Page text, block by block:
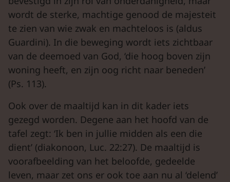
wordt de sterke, machtige genood de majesteit
te zien van wie zwak en machteloos is (aldus
Guardini). In die beweging wordt iets zichtbaar
van de deemoed van God, ‘die hoog boven zijn
woning heeft, en zijn oog richt naar beneden’
(Ps. 113).
Ook over de maaltijd kan in dit kader iets
gezegd worden. Degene aan het hoofd van de
tafel zegt: ‘Ik ben in jullie midden als een die
dient’ (diakonoon, Luc. 22:27). De maaltijd is
voorafbeelding van het beloofde, gedeelde
leven, maar zet ons er ook toe aan nu al ‘delend’